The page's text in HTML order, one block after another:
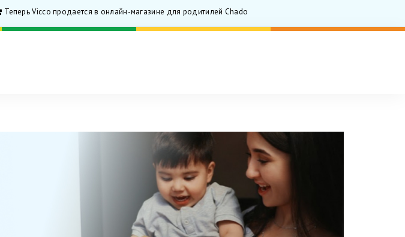
Vicco продается в онлайн-магазине для родитилей Chado